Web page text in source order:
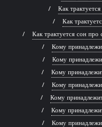
Как
Как
Как трактуется сон про
Кому
Кому
Кому
Кому
Кому
Кому
Кому